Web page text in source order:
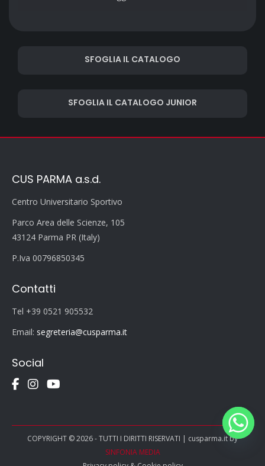
SFOGLIA IL CATALOGO
SFOGLIA IL CATALOGO JUNIOR
CUS PARMA a.s.d.
Centro Universitario Sportivo
Parco Area delle Scienze, 105
43124 Parma PR (Italy)
P.Iva 00796850345
Contatti
Tel +39 0521 905532
Email: segreteria@cusparma.it
Social
COPYRIGHT © 2026 - TUTTI I DIRITTI RISERVATI | cusparma.it by
SINFONIA MEDIA